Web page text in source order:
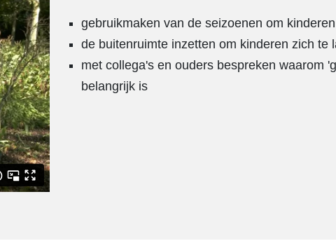
gebruikmaken van de seizoenen om
de buitenruimte inzetten om kinderen zich te
met collega's en ouders bespreken waarom
belangrijk is